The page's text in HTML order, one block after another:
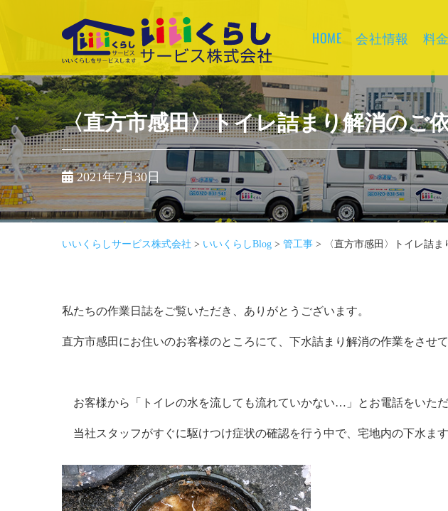
いいくらしサービ
ス株式会社
HOME 会社情報 料
〈直方市感田〉トイレ詰まり解消のご
2021年7月30日
いいくらしサービス株式会社 > いいくらしBlog > 管工事 > 〈直方市感田〉トイレ詰
私たちの作業日誌をご覧いただき、ありがとうございます。
直方市感田にお住いのお客様のところにて、下水詰まり解消の作業をさせ
お客様から「トイレの水を流しても流れていかない…」とお電話をいただ
当社スタッフがすぐに駆けつけ症状の確認を行う中で、宅地内の下水ま